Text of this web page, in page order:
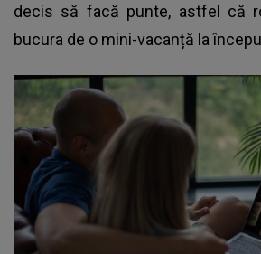
decis să facă punte, astfel că
bucura de o mini-vacanță la